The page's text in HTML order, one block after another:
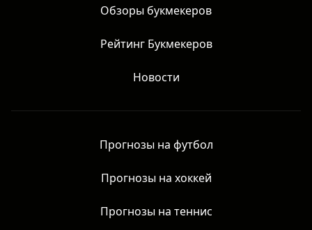
Обзоры букмекеров
Рейтинг Букмекеров
Новости
Прогнозы на футбол
Прогнозы на хоккей
Прогнозы на теннис